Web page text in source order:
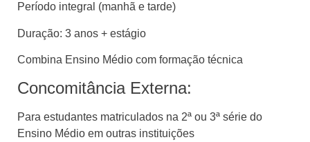
Período integral (manhã e tarde)
Duração: 3 anos + estágio
Combina Ensino Médio com formação técnica
Concomitância Externa:
Para estudantes matriculados na 2ª ou 3ª série do
Ensino Médio em outras instituições